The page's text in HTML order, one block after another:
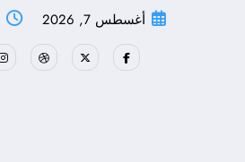
أغسطس 7, 2026